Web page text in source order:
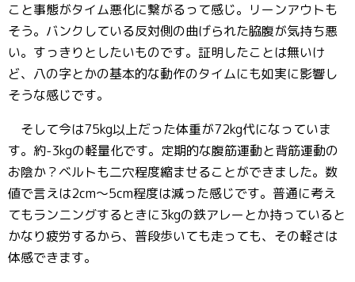
こと事態がタイム悪化に繋がるって感じ。リーンアウトも
そう。バンクしている反対側の曲げられた脇腹が気持ち悪
い。すっきりとしたいものです。証明したことは無いけ
ど、八の字とかの基本的な動作のタイムにも如実に影響し
そうな感じです。
そして今は75kg以上だった体重が72kg代になっていま
す。約-3kgの軽量化です。定期的な腹筋運動と背筋運動の
お陰か？ベルトも二穴程度縮ませることができました。数
値で言えは2cm～5cm程度は減った感じです。普通に考え
てもランニングするときに3kgの鉄アレーとか持っていると
かなり疲労するから、普段歩いても走っても、その軽さは
体感できます。